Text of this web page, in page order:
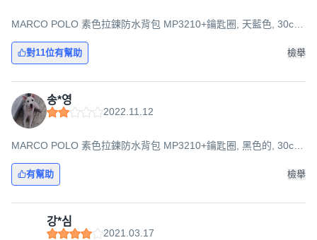
MARCO POLO 素色拉鍊防水背包 MP3210+鑰匙圈, 天藍色, 30cm
對11位有幫助 檢舉
송*영
2022.11.12
MARCO POLO 素色拉鍊防水背包 MP3210+鑰匙圈, 黑色的, 30cm
有幫助 檢舉
강*심
2021.03.17